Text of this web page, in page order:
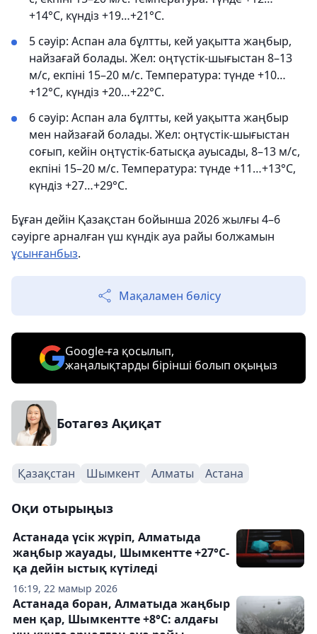
+14°С, күндіз +19…+21°С.
5 сәуір: Аспан ала бұлтты, кей уақытта жаңбыр,
найзағай болады. Жел: оңтүстік-шығыстан 8–13
м/с, екпіні 15–20 м/с. Температура: түнде +10…
+12°С, күндіз +20…+22°С.
6 сәуір: Аспан ала бұлтты, кей уақытта жаңбыр
мен найзағай болады. Жел: оңтүстік-шығыстан
соғып, кейін оңтүстік-батысқа ауысады, 8–13 м/с,
екпіні 15–20 м/с. Температура: түнде +11…+13°С,
күндіз +27…+29°С.
Бұған дейін Қазақстан бойынша 2026 жылғы 4–6
сәуірге арналған үш күндік ауа райы болжамын
ұсынғанбыз.
Мақаламен бөлісу
Google-ға қосылып,
жаңалықтарды бірінші болып оқыңыз
Ботагөз Ақиқат
Қазақстан Шымкент Алматы Астана
Оқи отырыңыз
16:19, 22 мамыр 2026
Астанада үсік жүріп, Алматыда
жаңбыр жауады, Шымкентте +27°С-
қа дейін ыстық күтіледі
Астанада боран, Алматыда жаңбыр
мен қар, Шымкентте +8°C: алдағы